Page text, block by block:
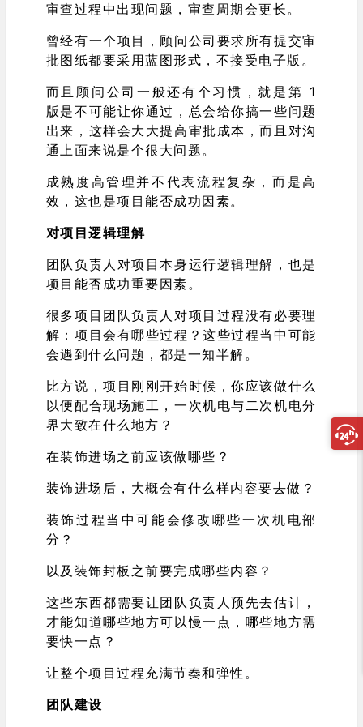
审查过程中出现问题，审查周期会更长。
曾经有一个项目，顾问公司要求所有提交审
批图纸都要采用蓝图形式，不接受电子版。
而且顾问公司一般还有个习惯，就是第 1
版是不可能让你通过，总会给你搞一些问题
出来，这样会大大提高审批成本，而且对沟
通上面来说是个很大问题。
成熟度高管理并不代表流程复杂，而是高
效，这也是项目能否成功因素。
对项目逻辑理解
团队负责人对项目本身运行逻辑理解，也是
项目能否成功重要因素。
很多项目团队负责人对项目过程没有必要理
解：项目会有哪些过程？这些过程当中可能
会遇到什么问题，都是一知半解。
比方说，项目刚刚开始时候，你应该做什么
以便配合现场施工，一次机电与二次机电分
界大致在什么地方？
在装饰进场之前应该做哪些？
装饰进场后，大概会有什么样内容要去做？
装饰过程当中可能会修改哪些一次机电部
分？
以及装饰封板之前要完成哪些内容？
这些东西都需要让团队负责人预先去估计，
才能知道哪些地方可以慢一点，哪些地方需
要快一点？
让整个项目过程充满节奏和弹性。
团队建设